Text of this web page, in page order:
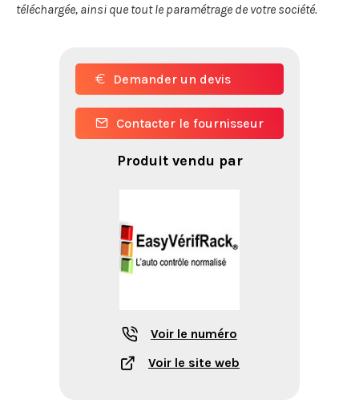
téléchargée, ainsi que tout le paramétrage de votre société.
Demander un devis
Contacter le fournisseur
Produit vendu par
Voir le numéro
Voir le site web